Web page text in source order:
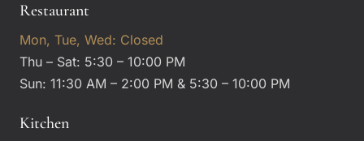
Restaurant
Mon, Tue, Wed: Closed
Thu – Sat: 5:30 – 10:00 PM
Sun: 11:30 AM – 2:00 PM & 5:30 – 10:00 PM
Kitchen